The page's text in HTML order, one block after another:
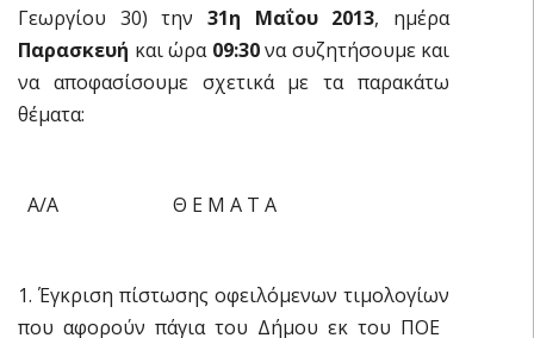
Γεωργίου 30) την 31η Μαΐου 2013, ημέρα
Παρασκευή και ώρα09:30να συζητήσουμε και
να αποφασίσουμε σχετικά με τα παρακάτω
θέματα:
Α/Α Θ Ε Μ Α Τ Α
1. Έγκριση πίστωσης οφειλόμενων τιμολογίων
που αφορούν πάγια του Δήμου εκ του ΠΟΕ 